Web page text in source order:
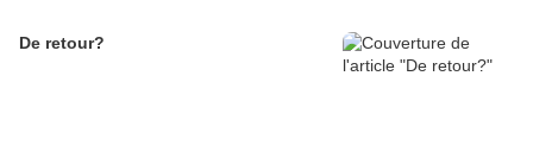
De retour?